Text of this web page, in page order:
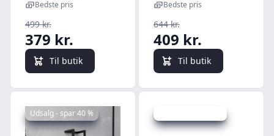
78,5 cm, sort
Bedste pris
499 kr.
379 kr.
Til butik
cmBedste pris
644 kr.
409 kr.
Til butik
Udsalg - spar 40 %